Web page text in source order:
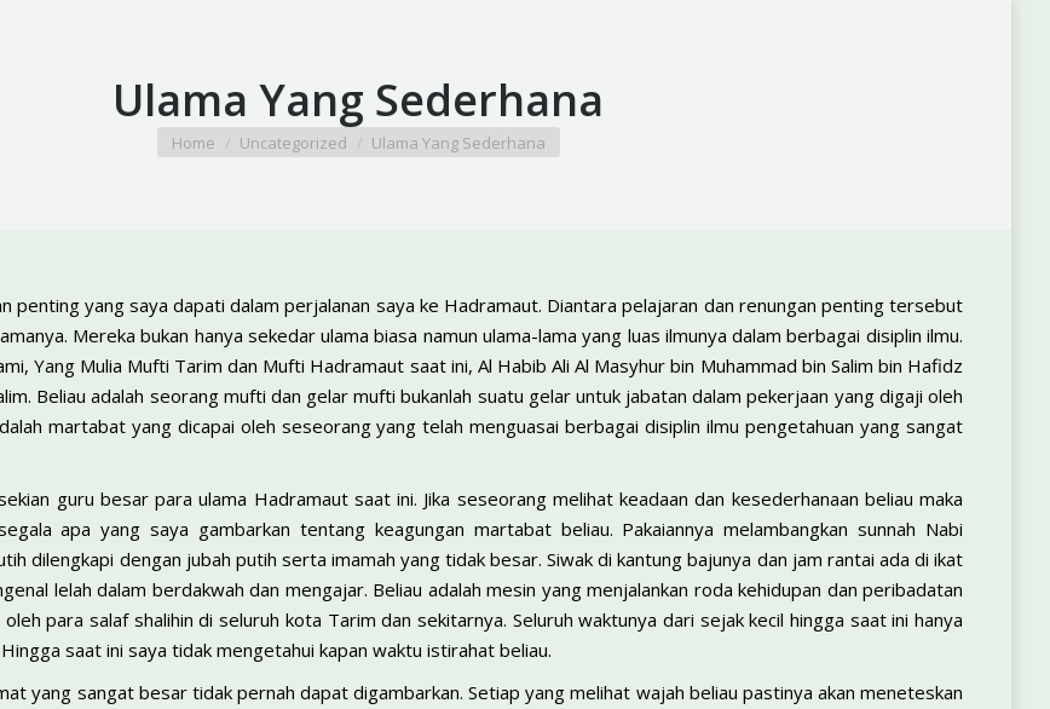
Ulama Yang Sederhana
You are here:
Home Uncategorized Ulama Yang Sederhana
penting yang saya dapati dalam perjalanan saya ke Hadramaut. Diantara pelajaran dan renungan penting tersebut
Mereka bukan hanya sekedar ulama biasa namun ulama-lama yang luas ilmunya dalam berbagai disiplin ilmu.
Yang Mulia Mufti Tarim dan Mufti Hadramaut saat ini, Al Habib Ali Al Masyhur bin Muhammad bin Salim bin Hafidz
Beliau adalah seorang mufti dan gelar mufti bukanlah suatu gelar untuk jabatan dalam pekerjaan yang digaji oleh
martabat yang dicapai oleh seseorang yang telah menguasai berbagai disiplin ilmu pengetahuan yang sangat
guru besar para ulama Hadramaut saat ini. Jika seseorang melihat keadaan dan kesederhanaan beliau maka
apa yang saya gambarkan tentang keagungan martabat beliau. Pakaiannya melambangkan sunnah Nabi
dilengkapi dengan jubah putih serta imamah yang tidak besar. Siwak di kantung bajunya dan jam rantai ada di ikat
lelah dalam berdakwah dan mengajar. Beliau adalah mesin yang menjalankan roda kehidupan dan peribadatan
para salaf shalihin di seluruh kota Tarim dan sekitarnya. Seluruh waktunya dari sejak kecil hingga saat ini hanya
saat ini saya tidak mengetahui kapan waktu istirahat beliau.
yang sangat besar tidak pernah dapat digambarkan. Setiap yang melihat wajah beliau pastinya akan meneteskan